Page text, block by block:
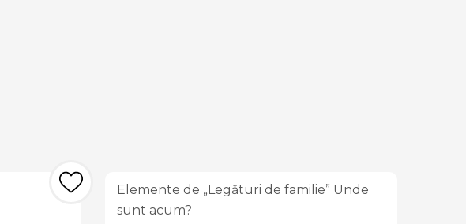
Elemente de „Legături de familie” Unde
sunt acum?